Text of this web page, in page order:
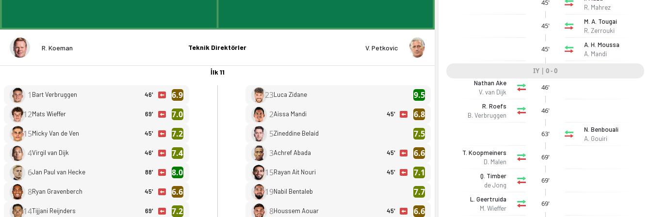
R. Koeman Teknik Direktörler V. Petkovic
İlk 11
1 Bart Verbruggen 46'
6.9
12Mats Wieffer 69'
7.0
15Micky Van de Ven 45'
7.2
4Virgil van Dijk 46'
7.4
6Jan Paul van Hecke 88'
8.0
8Ryan Gravenberch 45'
6.6
14Tijjani Reijnders 69' 7.2
23Luca Zidane
9.5
2Aissa Mandi 45'
6.8
5Zineddine Belaid
7.5
3Achref Abada 45'
6.6
15Rayan Ait Nouri 45'
7.1
19Nabil Bentaleb
7.7
8Houssem Aouar 45' 6.6
45'
R. Mahrez
45'
M. A. Tougai
R. Zerrouki
45'
A. H. Moussa
A. Mandi
IY | 0 - 0
Nathan Ake
V. van Dijk
46'
R. Roefs
B. Verbruggen
46'
63'
N. Benbouali
A. Gouiri
T. Koopmeiners
D. Malen
69'
Q. Timber
de Jong
69'
L. Geertruida
M. Wieffer
69'